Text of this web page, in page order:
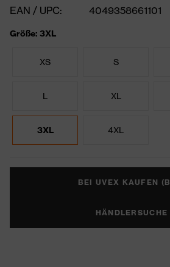
EAN / UPC:
4049358661101
Größe: 3XL
XS S
L XL
3XL 4XL
BEI UVEX KAUFEN
HÄNDLERSUCHE